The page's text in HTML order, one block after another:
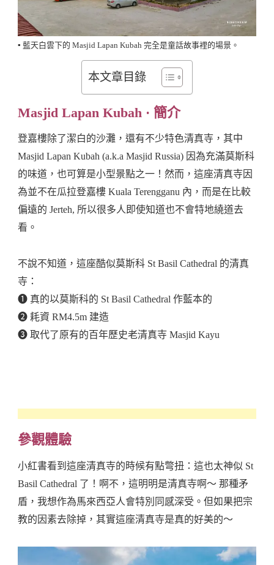
▪️ 藍天白雲下的 Masjid Lapan Kubah 完全是童話故事裡的場景。
本文章目錄
Masjid Lapan Kubah · 簡介
登嘉樓除了潔白的沙灘，還有不少特色清真寺，其中
Masjid Lapan Kubah (a.k.a Masjid Russia) 因為充滿莫斯科
的味道，也可算是小型景點之一！然而，這座清真寺因
為並不在瓜拉登嘉樓 Kuala Terengganu 內，而是在比較
偏遠的 Jerteh, 所以很多人即使知道也不會特地繞道去
看。
不說不知道，這座酷似莫斯科 St Basil Cathedral 的清真
寺：
❶ 真的以莫斯科的 St Basil Cathedral 作藍本的
❷ 耗資 RM4.5m 建造
❸ 取代了原有的百年歷史老清真寺 Masjid Kayu
參觀體驗
小紅書看到這座清真寺的時候有點彆扭：這也太神似 St
Basil Cathedral 了！啊不，這明明是清真寺啊～ 那種矛
盾，我想作為馬來西亞人會特別同感深受。但如果把宗
教的因素去除掉，其實這座清真寺是真的好美的～